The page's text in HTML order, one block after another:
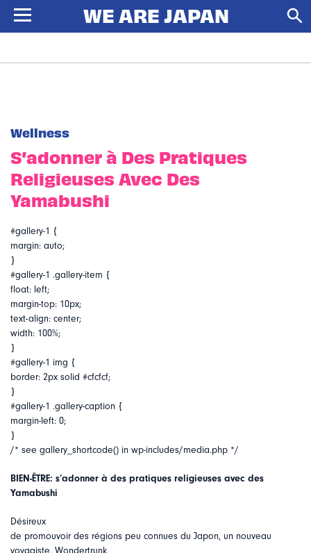
Wellness
S’adonner à Des Pratiques
Religieuses Avec Des
Yamabushi
#gallery-1 {
margin: auto;
}
#gallery-1 .gallery-item {
float: left;
margin-top: 10px;
text-align: center;
width: 100%;
}
#gallery-1 img {
border: 2px solid #cfcfcf;
}
#gallery-1 .gallery-caption {
margin-left: 0;
}
/* see gallery_shortcode() in wp-includes/media.php */
BIEN-ÊTRE: s’adonner à des pratiques religieuses avec des
Yamabushi
Désireux
de promouvoir des régions peu connues du Japon, un nouveau